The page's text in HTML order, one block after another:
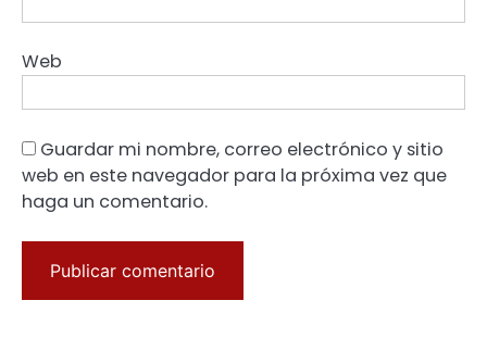
Web
Guardar mi nombre, correo electrónico y sitio
web en este navegador para la próxima vez que
haga un comentario.